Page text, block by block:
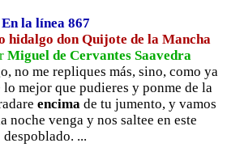
En la línea 867
hidalgo don Quijote de la Mancha
Miguel de Cervantes Saavedra
no me repliques más, sino, como ya
mejor que pudieres y ponme de la
encima de tu jumento, y vamos
noche venga y nos saltee en este
despoblado. ...